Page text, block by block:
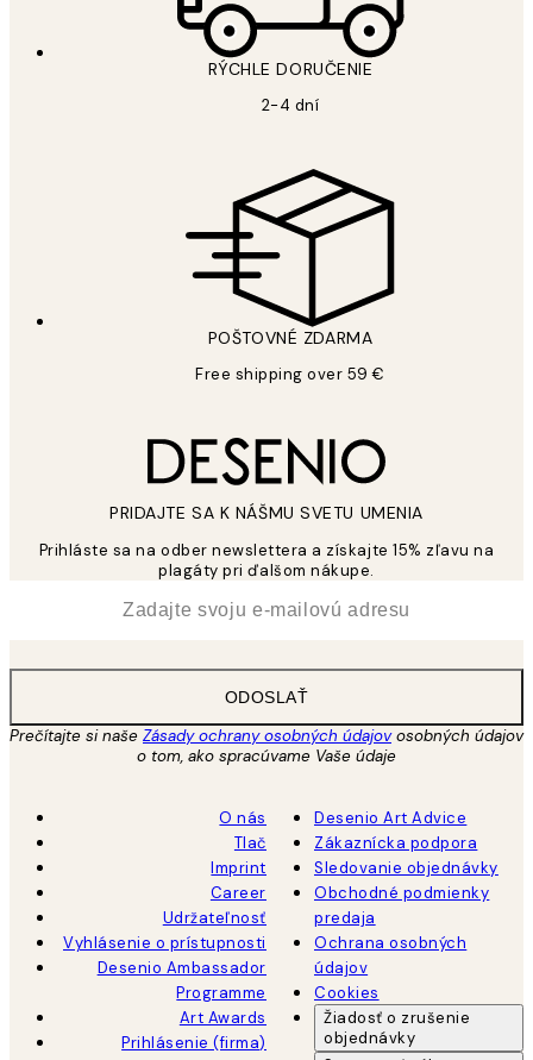
RÝCHLE DORUČENIE
2-4 dní
POŠTOVNÉ ZDARMA
Free shipping over 59 €
PRIDAJTE SA K NÁŠMU SVETU UMENIA
Prihláste sa na odber newslettera a získajte 15% zľavu na
plagáty pri ďalšom nákupe.
ODOSLAŤ
Prečítajte si naše Zásady ochrany osobných údajovosobných údajov
o tom, ako spracúvame Vaše údaje
O nás
Tlač
Imprint
Career
Udržateľnosť
Vyhlásenie o prístupnosti
Desenio Ambassador
Programme
Art Awards
Prihlásenie (firma)
Desenio Art Advice
Zákaznícka podpora
Sledovanie objednávky
Obchodné podmienky
predaja
Ochrana osobných
údajov
Cookies
Žiadosť o zrušenie
objednávky